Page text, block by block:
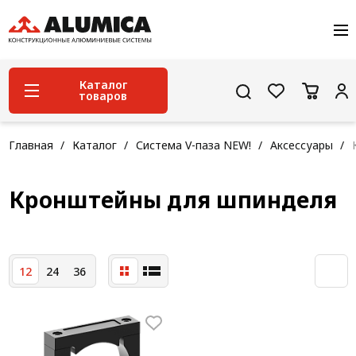
О компании
Услуги
Сервис и поддержка
Проекты
Контакты
Каталог
товаров
Система конструкционного алюминиевого
профиля
Модульная трубная система
Конвейерная фурнитура
Система линейного перемещения NEW!
Главная Каталог Система V-паза NEW! Аксессуары
Кронштейны для шпинделя
12 24 36